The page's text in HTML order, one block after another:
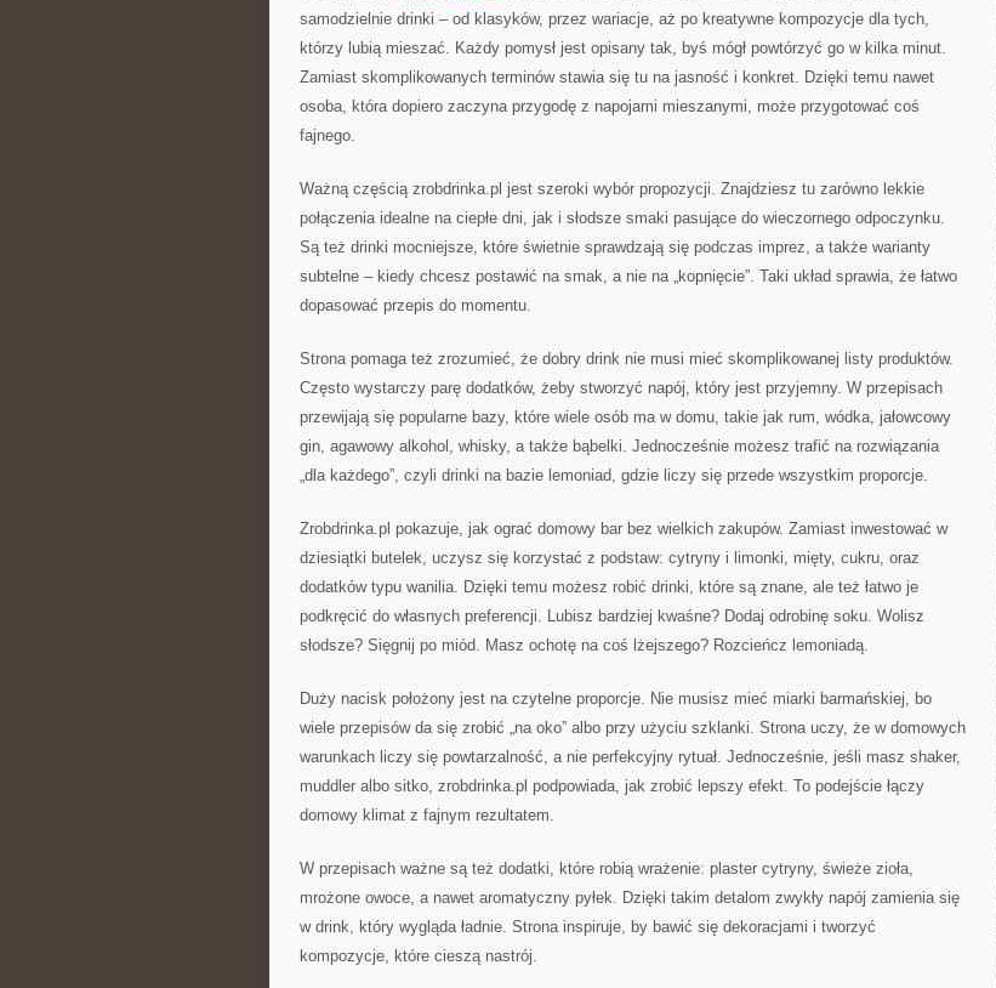
samodzielnie drinki – od klasyków, przez wariacje, aż po kreatywne kompozycje dla tych,
którzy lubią mieszać. Każdy pomysł jest opisany tak, byś mógł powtórzyć go w kilka minut.
Zamiast skomplikowanych terminów stawia się tu na jasność i konkret. Dzięki temu nawet
osoba, która dopiero zaczyna przygodę z napojami mieszanymi, może przygotować coś
fajnego.
Ważną częścią zrobdrinka.pl jest szeroki wybór propozycji. Znajdziesz tu zarówno lekkie
połączenia idealne na ciepłe dni, jak i słodsze smaki pasujące do wieczornego odpoczynku.
Są też drinki mocniejsze, które świetnie sprawdzają się podczas imprez, a także warianty
subtelne – kiedy chcesz postawić na smak, a nie na „kopnięcie”. Taki układ sprawia, że łatwo
dopasować przepis do momentu.
Strona pomaga też zrozumieć, że dobry drink nie musi mieć skomplikowanej listy produktów.
Często wystarczy parę dodatków, żeby stworzyć napój, który jest przyjemny. W przepisach
przewijają się popularne bazy, które wiele osób ma w domu, takie jak rum, wódka, jałowcowy
gin, agawowy alkohol, whisky, a także bąbelki. Jednocześnie możesz trafić na rozwiązania
„dla każdego”, czyli drinki na bazie lemoniad, gdzie liczy się przede wszystkim proporcje.
Zrobdrinka.pl pokazuje, jak ograć domowy bar bez wielkich zakupów. Zamiast inwestować w
dziesiątki butelek, uczysz się korzystać z podstaw: cytryny i limonki, mięty, cukru, oraz
dodatków typu wanilia. Dzięki temu możesz robić drinki, które są znane, ale też łatwo je
podkręcić do własnych preferencji. Lubisz bardziej kwaśne? Dodaj odrobinę soku. Wolisz
słodsze? Sięgnij po miód. Masz ochotę na coś lżejszego? Rozcieńcz lemoniadą.
Duży nacisk położony jest na czytelne proporcje. Nie musisz mieć miarki barmańskiej, bo
wiele przepisów da się zrobić „na oko” albo przy użyciu szklanki. Strona uczy, że w domowych
warunkach liczy się powtarzalność, a nie perfekcyjny rytuał. Jednocześnie, jeśli masz shaker,
muddler albo sitko, zrobdrinka.pl podpowiada, jak zrobić lepszy efekt. To podejście łączy
domowy klimat z fajnym rezultatem.
W przepisach ważne są też dodatki, które robią wrażenie: plaster cytryny, świeże zioła,
mrożone owoce, a nawet aromatyczny pyłek. Dzięki takim detalom zwykły napój zamienia się
w drink, który wygląda ładnie. Strona inspiruje, by bawić się dekoracjami i tworzyć
kompozycje, które cieszą nastrój.